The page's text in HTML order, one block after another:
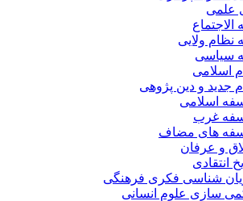
علمی
الاجتماع
نظام ولایی
سیاسی
اسلامی
جدید و دین پژوهی
اسلامی
غرب
های مضاف
و عرفان
انتقادی
شناسی فکری فرهنگی
سازی علوم انسانی